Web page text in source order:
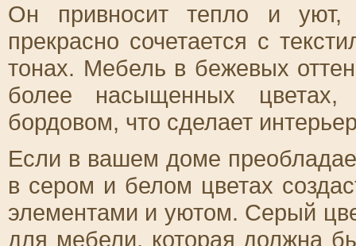
Он привносит тепло и уют,
прекрасно сочетается с
тонах. Мебель в бежевых
более насыщенных
бордовом, что сделает
Если в вашем доме
в сером и белом цветах
элементами и уютом. Серый
для мебели, которая должна